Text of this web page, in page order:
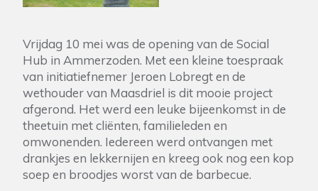
Vrijdag 10 mei was de opening van de Social
Hub in Ammerzoden. Met een kleine toespraak
van initiatiefnemer Jeroen Lobregt en de
wethouder van Maasdriel is dit mooie project
afgerond. Het werd een leuke bijeenkomst in de
theetuin met cliënten, familieleden en
omwonenden. Iedereen werd ontvangen met
drankjes en lekkernijen en kreeg ook nog een kop
soep en broodjes worst van de barbecue.